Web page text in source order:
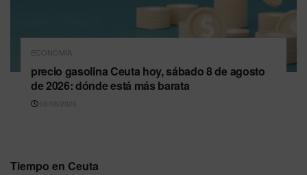
ECONOMÍA
precio gasolina Ceuta hoy, sábado 8 de agosto
de 2026: dónde está más barata
08/08/2026
Tiempo en Ceuta